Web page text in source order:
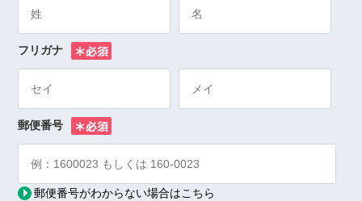
フリガナ
郵便番号
郵便番号がわからない場合はこちら